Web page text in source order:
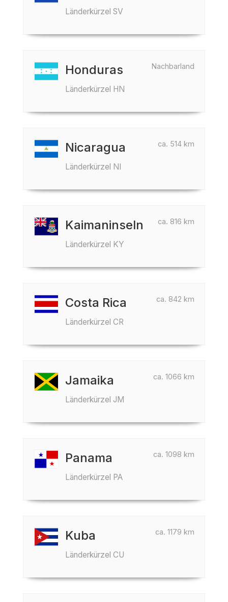
Länderkürzel SV
Nachbarland
Honduras
Länderkürzel HN
ca. 514 km
Nicaragua
Länderkürzel NI
ca. 816 km
Kaimaninseln
Länderkürzel KY
ca. 842 km
Costa Rica
Länderkürzel CR
ca. 1066 km
Jamaika
Länderkürzel JM
ca. 1098 km
Panama
Länderkürzel PA
ca. 1179 km
Kuba
Länderkürzel CU